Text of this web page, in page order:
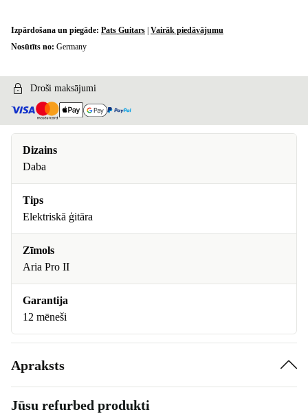
Izpārdošana un piegāde: Pats Guitars Vairāk piedāvājumu
Nosūtīts no: Germany
Droši maksājumi
Dizains
Daba
Tips
Elektriskā ģitāra
Zīmols
Aria Pro II
Garantija
12 mēneši
Apraksts
Jūsu refurbed produkti